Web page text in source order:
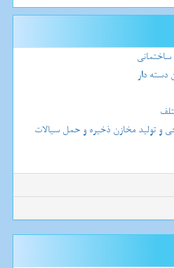
دسته دار
و تولید مخازن ذخیره و حمل سیالات